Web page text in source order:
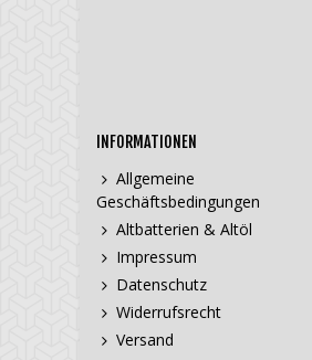
INFORMATIONEN
Allgemeine
Geschäftsbedingungen
Altbatterien & Altöl
Impressum
Datenschutz
Widerrufsrecht
Versand